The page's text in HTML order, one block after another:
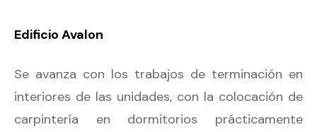
Edificio Avalon
Se avanza con los trabajos de terminación en
interiores de las unidades, con la colocación de
carpintería en dormitorios prácticamente